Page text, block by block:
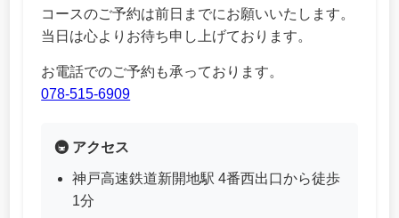
コースのご予約は前日までにお願いいたします。
当日は心よりお待ち申し上げております。
お電話でのご予約も承っております。
078-515-6909
🚇 アクセス
神戸高速鉄道新開地駅 4番西出口から徒歩
1分